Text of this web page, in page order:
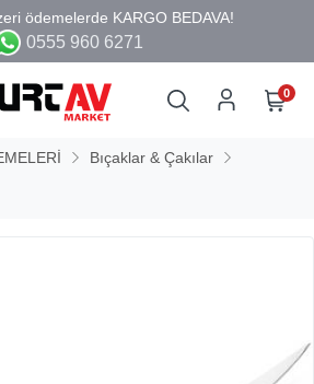
0555 960 6271
0
Bıçaklar & Çakılar